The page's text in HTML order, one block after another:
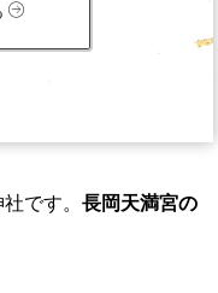
です。 長岡天満宮の